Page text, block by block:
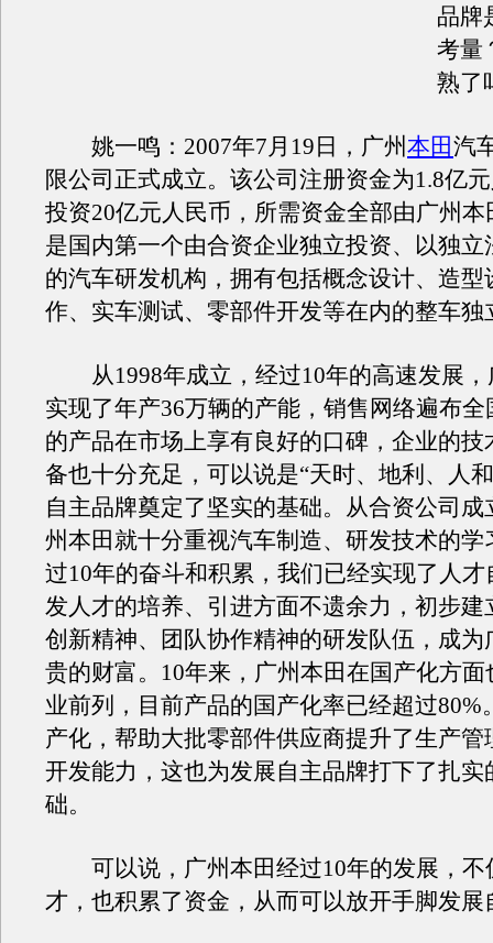
品牌
考量
熟了
姚一鸣：2007年7月19日，广州本田汽
限公司正式成立。该公司注册资金为1.8亿
投资20亿元人民币，所需资金全部由广州
是国内第一个由合资企业独立投资、以独立
的汽车研发机构，拥有包括概念设计、造型
作、实车测试、零部件开发等在内的整车独
从1998年成立，经过10年的高速发展，
实现了年产36万辆的产能，销售网络遍布
的产品在市场上享有良好的口碑，企业的技
备也十分充足，可以说是“天时、地利、人
自主品牌奠定了坚实的基础。从合资公司成
州本田就十分重视汽车制造、研发技术的学
过10年的奋斗和积累，我们已经实现了人
发人才的培养、引进方面不遗余力，初步建
创新精神、团队协作精神的研发队伍，成为
贵的财富。10年来，广州本田在国产化方
业前列，目前产品的国产化率已经超过80%
产化，帮助大批零部件供应商提升了生产管
开发能力，这也为发展自主品牌打下了扎实
础。
可以说，广州本田经过10年的发展，不
才，也积累了资金，从而可以放开手脚发展